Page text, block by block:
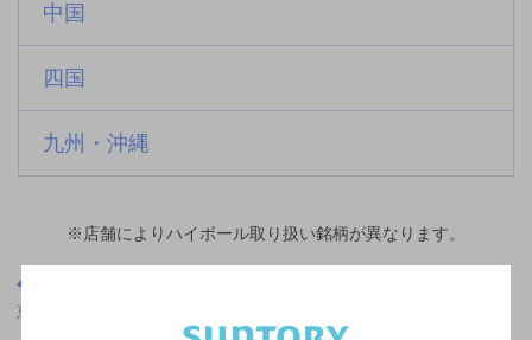
中国
四国
九州・沖縄
※店舗によりハイボール取り扱い銘柄が異なります。
恵み野駅(北海道)周辺500m,10,000円以上,個室ありの神泡達人店